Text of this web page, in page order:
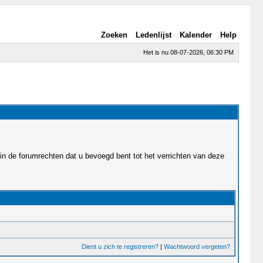
Zoeken Ledenlijst Kalender Help
Het is nu 08-07-2026, 06:30 PM
de forumrechten dat u bevoegd bent tot het verrichten van deze
Dient u zich te registreren?| Wachtwoord vergeten?